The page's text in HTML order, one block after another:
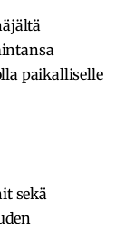
paikalliselle
sekä